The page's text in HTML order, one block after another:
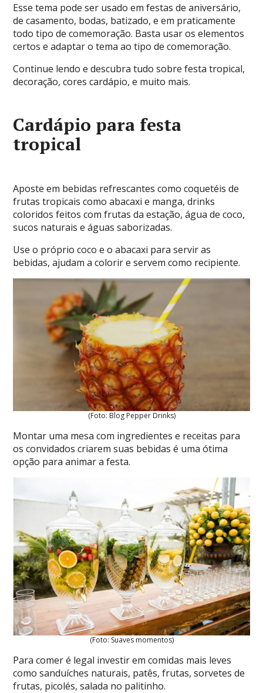
Esse tema pode ser usado em festas de aniversário,
de casamento, bodas, batizado, e em praticamente
todo tipo de comemoração. Basta usar os elementos
certos e adaptar o tema ao tipo de comemoração.
Continue lendo e descubra tudo sobre festa tropical,
decoração, cores cardápio, e muito mais.
Cardápio para festa
tropical
Aposte em bebidas refrescantes como coquetéis de
frutas tropicais como abacaxi e manga, drinks
coloridos feitos com frutas da estação, água de coco,
sucos naturais e águas saborizadas.
Use o próprio coco e o abacaxi para servir as
bebidas, ajudam a colorir e servem como recipiente.
(Foto: Blog Pepper Drinks)
Montar uma mesa com ingredientes e receitas para
os convidados criarem suas bebidas é uma ótima
opção para animar a festa.
(Foto: Suaves momentos)
Para comer é legal investir em comidas mais leves
como sanduíches naturais, patês, frutas, sorvetes de
frutas, picolés, salada no palitinho.